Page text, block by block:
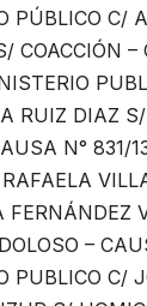
PÚBLICO C/
COACCIÓN –
RUIZ DIAZ
N° 831/
FERNÁNDEZ
–
PUBLICO C/